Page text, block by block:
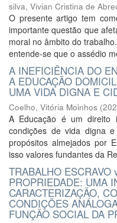
silva, Vivian Cristina de
O presente artigo tem
importante questão que
moral no âmbito do
entende-se que o assédio
A INEFICIÊNCIA DO
A EDUCAÇÃO
UMA VIDA DIGNA E
Coelho, Vitória Moinhos (
A Educação é um direito
condições de vida digna
propósitos almejados por
isso valores fundantes da
TRABALHO
PROPRIEDADE: UMA
CARACTERIZAÇÃO,
CONDIÇÕES
FUNÇÃO SOCIAL DA